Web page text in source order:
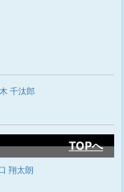
千汰郎
TOPへ
翔太朗